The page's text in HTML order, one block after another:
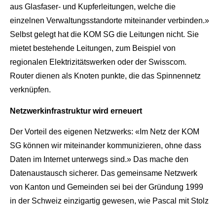
aus Glasfaser- und Kupferleitungen, welche die
einzelnen Verwaltungsstandorte miteinander verbinden.»
Selbst gelegt hat die KOM SG die Leitungen nicht. Sie
mietet bestehende Leitungen, zum Beispiel von
regionalen Elektrizitätswerken oder der Swisscom.
Router dienen als Knoten punkte, die das Spinnennetz
verknüpfen.
Netzwerkinfrastruktur wird erneuert
Der Vorteil des eigenen Netzwerks: «Im Netz der KOM
SG können wir miteinander kommunizieren, ohne dass
Daten im Internet unterwegs sind.» Das mache den
Datenaustausch sicherer. Das gemeinsame Netzwerk
von Kanton und Gemeinden sei bei der Gründung 1999
in der Schweiz einzigartig gewesen, wie Pascal mit Stolz